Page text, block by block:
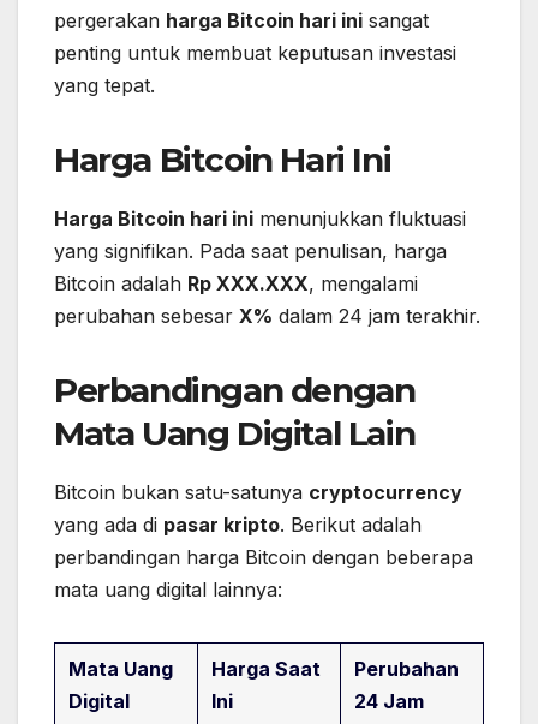
pergerakan harga Bitcoin hari ini sangat
penting untuk membuat keputusan investasi
yang tepat.
Harga Bitcoin Hari Ini
Harga Bitcoin hari ini menunjukkan fluktuasi
yang signifikan. Pada saat penulisan, harga
Bitcoin adalah Rp XXX.XXX, mengalami
perubahan sebesar X% dalam 24 jam terakhir.
Perbandingan dengan
Mata Uang Digital Lain
Bitcoin bukan satu-satunya cryptocurrency
yang ada di pasar kripto. Berikut adalah
perbandingan harga Bitcoin dengan beberapa
mata uang digital lainnya:
Mata Uang
Digital
Harga Saat
Ini
Perubahan
24 Jam